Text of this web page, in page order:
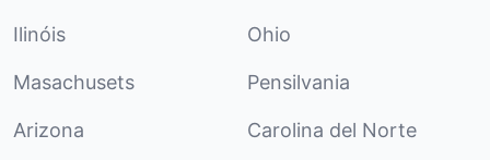
Ilinóis Ohio
Masachusets Pensilvania
Arizona Carolina del Norte